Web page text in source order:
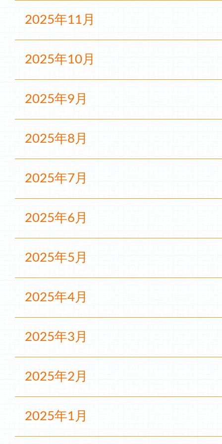
2025年11月
2025年10月
2025年9月
2025年8月
2025年7月
2025年6月
2025年5月
2025年4月
2025年3月
2025年2月
2025年1月